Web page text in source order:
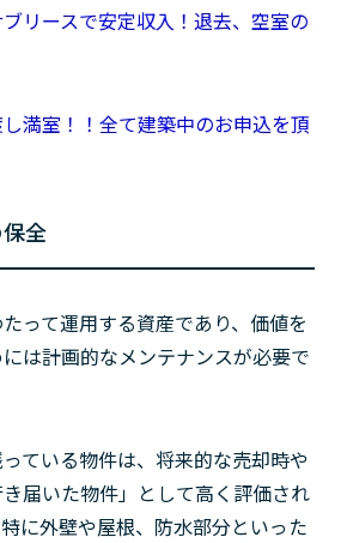
リースで安定収入！退去、空室の
し満室！！全て建築中のお申込を頂
全
って運用する資産であり、価値を
は計画的なメンテナンスが必要で
ている物件は、将来的な売却時や
届いた物件」として高く評価され
に外壁や屋根、防水部分といった